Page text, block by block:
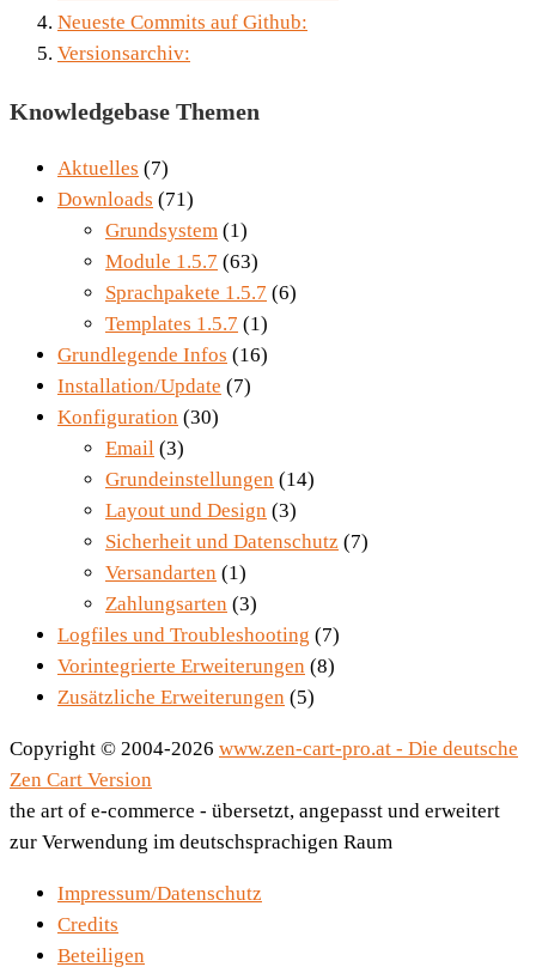
Neueste Commits auf Github:
Versionsarchiv:
Knowledgebase Themen
Aktuelles (7)
Downloads (71)
Grundsystem (1)
Module 1.5.7 (63)
Sprachpakete 1.5.7 (6)
Templates 1.5.7 (1)
Grundlegende Infos (16)
Installation/Update (7)
Konfiguration (30)
Email (3)
Grundeinstellungen (14)
Layout und Design (3)
Sicherheit und Datenschutz (7)
Versandarten (1)
Zahlungsarten (3)
Logfiles und Troubleshooting (7)
Vorintegrierte Erweiterungen (8)
Zusätzliche Erweiterungen (5)
Copyright © 2004-2026 www.zen-cart-pro.at - Die deutsche
Zen Cart Version
the art of e-commerce - übersetzt, angepasst und erweitert
zur Verwendung im deutschsprachigen Raum
Impressum/Datenschutz
Credits
Beteiligen